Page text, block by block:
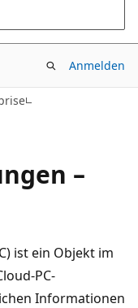
Anmelden
–
ist ein Objekt im
PC-
Informationen